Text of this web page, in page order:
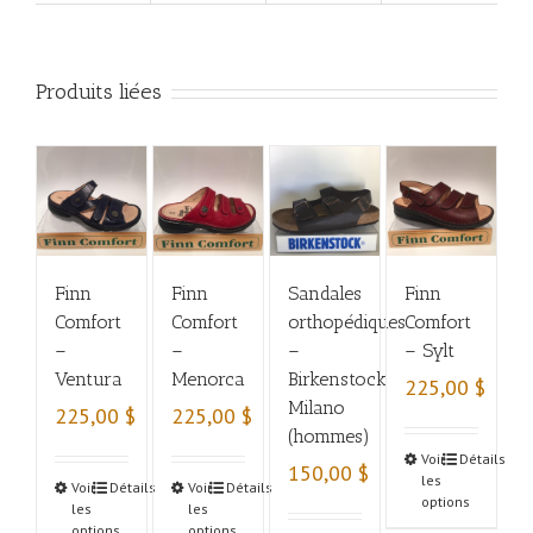
Produits liées
Finn
Comfort
–
Ventura
225,00 $
Voir
les
Détails
Finn
Comfort
–
Menorca
225,00 $
Voir
les
Détails
Sandales
orthopédiques
–
Birkenstock
Milano
(hommes)
150,00 $
Finn
Comfort
– Sylt
225,00 $
Voir
les
options
Détails